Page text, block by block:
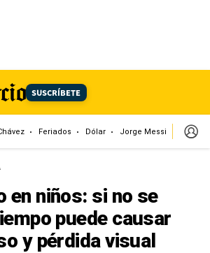
SUSCRÍBETE
Feriados Dólar Jorge Messi Papa
en niños: si no se
puede causar
y pérdida visual